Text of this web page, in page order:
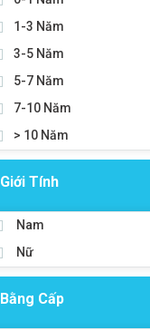
1-3 Năm
3-5 Năm
5-7 Năm
7-10 Năm
> 10 Năm
Giới Tính
Nam
Nữ
Bằng Cấp